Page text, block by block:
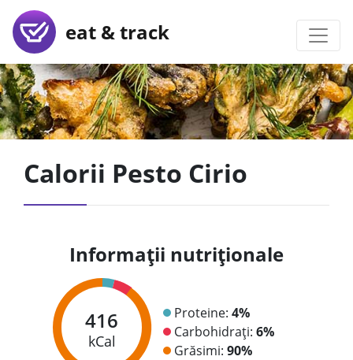
eat & track
Calorii Pesto Cirio
Informații nutriționale
416
kCal
Proteine: 4%
Carbohidrați: 6%
Grăsimi: 90%